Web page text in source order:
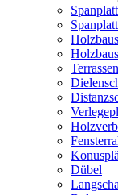
Dübel